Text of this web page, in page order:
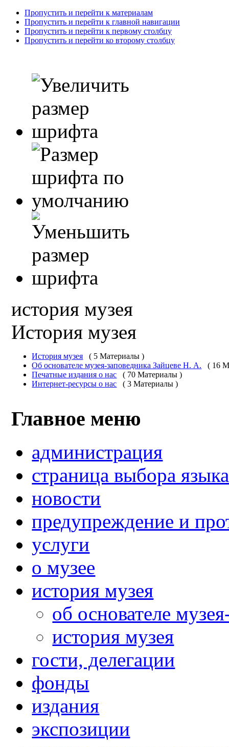
Пропустить и перейти к материалам
Пропустить и перейти к главной навигации
Пропустить и перейти к первому столбцу
Пропустить и перейти ко второму столбцу
история музея
История музея
История музея
( 5 Материалы )
Об основателе музея-заповедника Зайцеве Н. А.
( 16
Печатные издания о нас
( 70 Материалы )
Интернет-ресурсы о нас
( 3 Материалы )
Главное меню
администрация
страница выбора языка
новости
предупреждение и
услуги
о музее
история музея
об основателе
история музея
гости, делегации
фонды
издания
экспозиции